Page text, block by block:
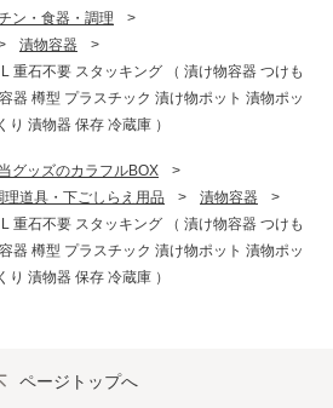
ン・食器・調理
>
漬物容器
>
重石不要 スタッキング （ 漬け物容器 つけも
器 樽型 プラスチック 漬け物ポット 漬物ポッ
り 漬物器 保存 冷蔵庫 ）
グッズのカラフルBOX
>
理道具・下ごしらえ用品 > 漬物容器
>
重石不要 スタッキング （ 漬け物容器 つけも
器 樽型 プラスチック 漬け物ポット 漬物ポッ
り 漬物器 保存 冷蔵庫 ）
ページトップへ